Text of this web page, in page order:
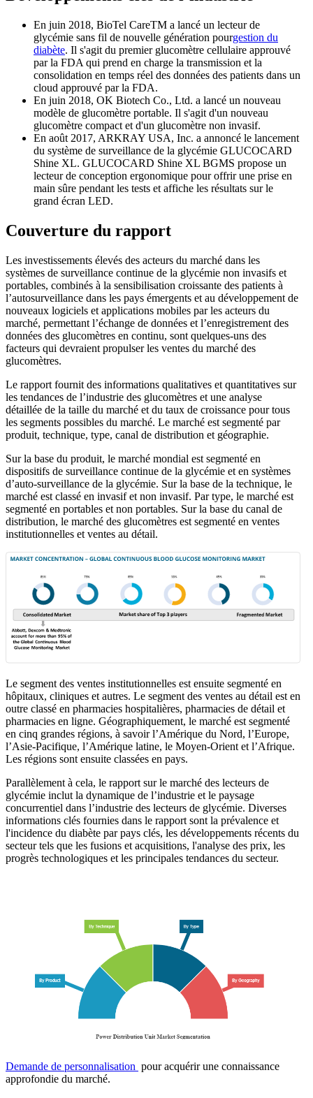
En juin 2018, BioTel CareTM a lancé un lecteur de
glycémie sans fil de nouvelle génération pourgestion du
diabète. Il s'agit du premier glucomètre cellulaire approuvé
par la FDA qui prend en charge la transmission et la
consolidation en temps réel des données des patients dans un
cloud approuvé par la FDA.
En juin 2018, OK Biotech Co., Ltd. a lancé un nouveau
modèle de glucomètre portable. Il s'agit d'un nouveau
glucomètre compact et d'un glucomètre non invasif.
En août 2017, ARKRAY USA, Inc. a annoncé le lancement
du système de surveillance de la glycémie GLUCOCARD
Shine XL. GLUCOCARD Shine XL BGMS propose un
lecteur de conception ergonomique pour offrir une prise en
main sûre pendant les tests et affiche les résultats sur le
grand écran LED.
Couverture du rapport
Les investissements élevés des acteurs du marché dans les
systèmes de surveillance continue de la glycémie non invasifs et
portables, combinés à la sensibilisation croissante des patients à
l’autosurveillance dans les pays émergents et au développement de
nouveaux logiciels et applications mobiles par les acteurs du
marché, permettant l’échange de données et l’enregistrement des
données des glucomètres en continu, sont quelques-uns des
facteurs qui devraient propulser les ventes du marché des
glucomètres.
Le rapport fournit des informations qualitatives et quantitatives sur
les tendances de l’industrie des glucomètres et une analyse
détaillée de la taille du marché et du taux de croissance pour tous
les segments possibles du marché. Le marché est segmenté par
produit, technique, type, canal de distribution et géographie.
Sur la base du produit, le marché mondial est segmenté en
dispositifs de surveillance continue de la glycémie et en systèmes
d’auto-surveillance de la glycémie. Sur la base de la technique, le
marché est classé en invasif et non invasif. Par type, le marché est
segmenté en portables et non portables. Sur la base du canal de
distribution, le marché des glucomètres est segmenté en ventes
institutionnelles et ventes au détail.
Le segment des ventes institutionnelles est ensuite segmenté en
hôpitaux, cliniques et autres. Le segment des ventes au détail est en
outre classé en pharmacies hospitalières, pharmacies de détail et
pharmacies en ligne. Géographiquement, le marché est segmenté
en cinq grandes régions, à savoir l’Amérique du Nord, l’Europe,
l’Asie-Pacifique, l’Amérique latine, le Moyen-Orient et l’Afrique.
Les régions sont ensuite classées en pays.
Parallèlement à cela, le rapport sur le marché des lecteurs de
glycémie inclut la dynamique de l’industrie et le paysage
concurrentiel dans l’industrie des lecteurs de glycémie. Diverses
informations clés fournies dans le rapport sont la prévalence et
l'incidence du diabète par pays clés, les développements récents du
secteur tels que les fusions et acquisitions, l'analyse des prix, les
progrès technologiques et les principales tendances du secteur.
Demande de personnalisation pour acquérir une connaissance
approfondie du marché.